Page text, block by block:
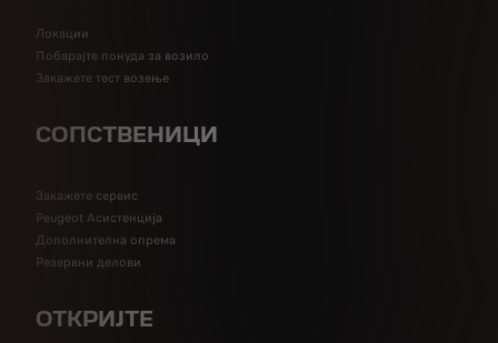
Локации
Побарајте понуда за возило
Закажете тест возење
СОПСТВЕНИЦИ
Закажете сервис
Peugeot Асистенција
Дополнителна опрема
Резервни делови
ОТКРИЈТЕ